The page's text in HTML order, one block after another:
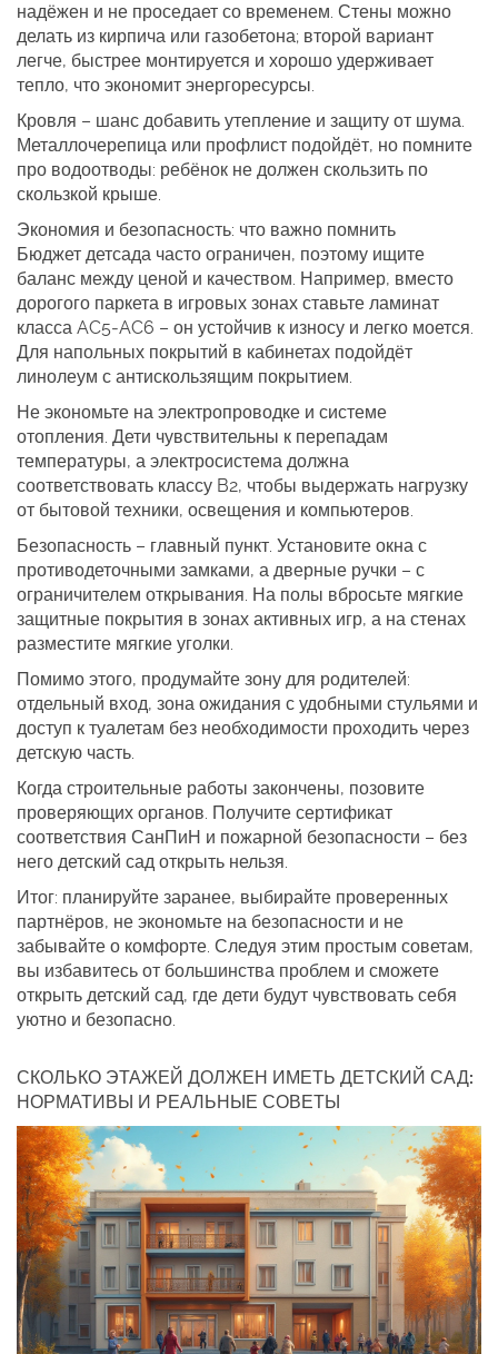
надёжен и не проседает со временем. Стены можно
делать из кирпича или газобетона; второй вариант
легче, быстрее монтируется и хорошо удерживает
тепло, что экономит энергоресурсы.
Кровля – шанс добавить утепление и защиту от шума.
Металлочерепица или профлист подойдёт, но помните
про водоотводы: ребёнок не должен скользить по
скользкой крыше.
Экономия и безопасность: что важно помнить
Бюджет детсада часто ограничен, поэтому ищите
баланс между ценой и качеством. Например, вместо
дорогого паркета в игровых зонах ставьте ламинат
класса AC5‑AC6 – он устойчив к износу и легко моется.
Для напольных покрытий в кабинетах подойдёт
линолеум с антискользящим покрытием.
Не экономьте на электропроводке и системе
отопления. Дети чувствительны к перепадам
температуры, а электросистема должна
соответствовать классу B2, чтобы выдержать нагрузку
от бытовой техники, освещения и компьютеров.
Безопасность – главный пункт. Установите окна с
противодеточными замками, а дверные ручки – с
ограничителем открывания. На полы вбросьте мягкие
защитные покрытия в зонах активных игр, а на стенах
разместите мягкие уголки.
Помимо этого, продумайте зону для родителей:
отдельный вход, зона ожидания с удобными стульями и
доступ к туалетам без необходимости проходить через
детскую часть.
Когда строительные работы закончены, позовите
проверяющих органов. Получите сертификат
соответствия СанПиН и пожарной безопасности – без
него детский сад открыть нельзя.
Итог: планируйте заранее, выбирайте проверенных
партнёров, не экономьте на безопасности и не
забывайте о комфорте. Следуя этим простым советам,
вы избавитесь от большинства проблем и сможете
открыть детский сад, где дети будут чувствовать себя
уютно и безопасно.
СКОЛЬКО ЭТАЖЕЙ ДОЛЖЕН ИМЕТЬ ДЕТСКИЙ САД:
НОРМАТИВЫ И РЕАЛЬНЫЕ СОВЕТЫ